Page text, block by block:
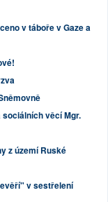
v táboře v Gaze a
věcí Mgr.
z území Ruské
v sestřelení